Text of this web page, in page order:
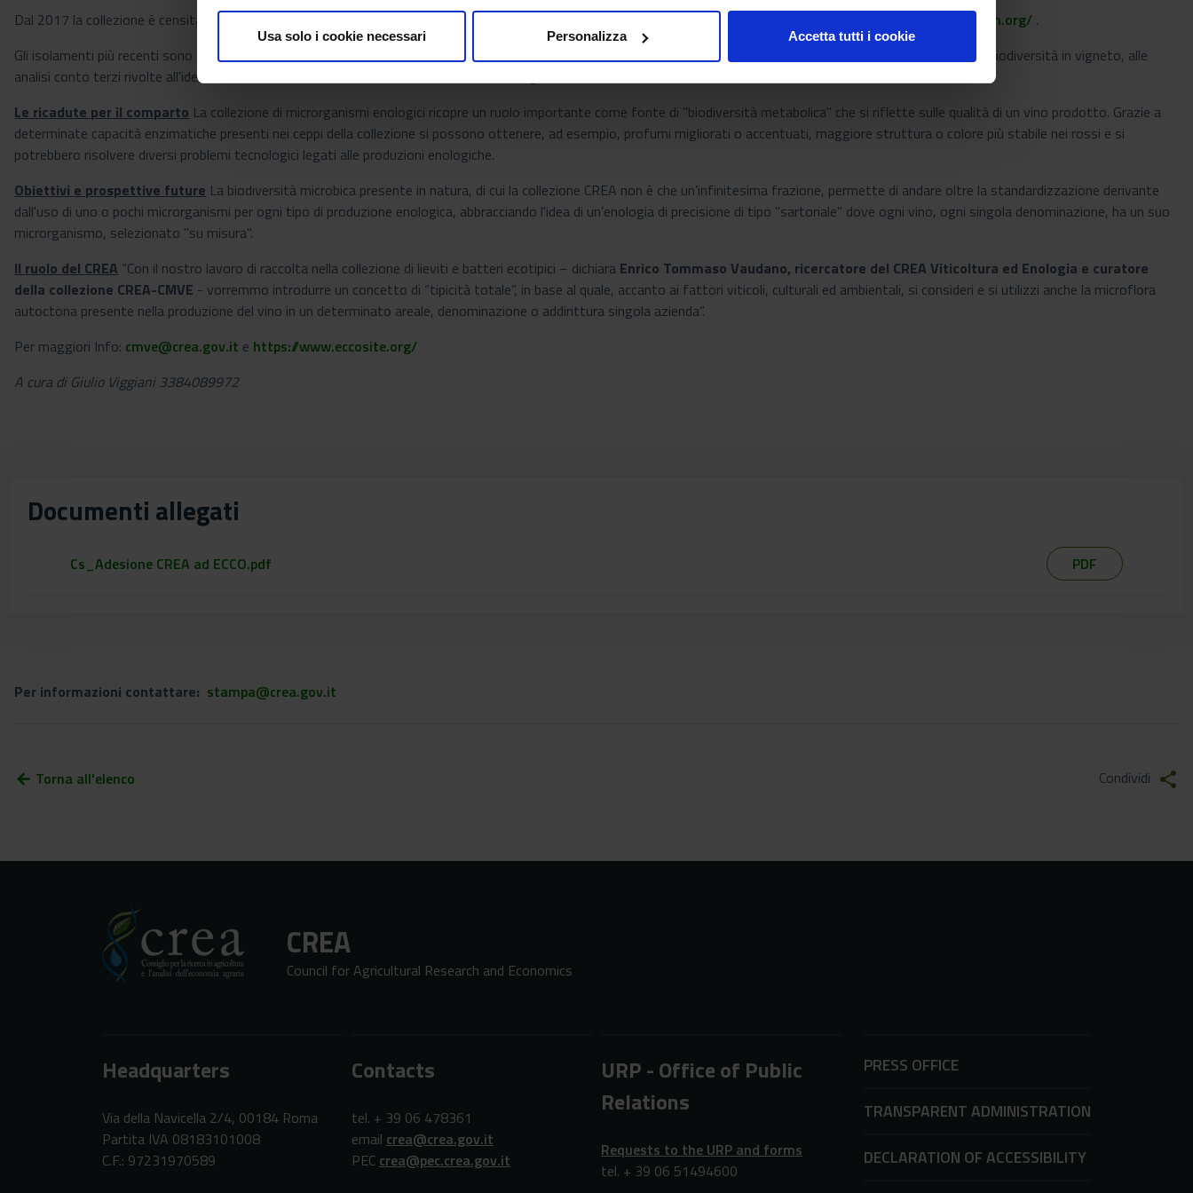
Usa solo i cookie necessari Personalizza Accetta tutti i cookie
Dal 2017 la collezione è censita dal Culture Collection Information Worldwidehttp://ccinfo.wdcm.org/del World Data Center for Microorganisms https://www.wdcm.org/ .
Gli isolamenti più recenti sono frutto delle attività di ricerca scientifica, dalla sperimentazione relativa alla selezione di lieviti e batteri ecotipici, alla valutazione della biodiversità in vigneto, alle
analisi conto terzi rivolte all’identificazione di contaminanti del vino ritrovati nelle bottiglie o nelle attrezzature di cantina.
Le ricadute per il comparto La collezione di microrganismi enologici ricopre un ruolo importante come fonte di "biodiversità metabolica" che si riflette sulle qualità di un vino prodotto. Grazie a
determinate capacità enzimatiche presenti nei ceppi della collezione si possono ottenere, ad esempio, profumi migliorati o accentuati, maggiore struttura o colore più stabile nei rossi e si
potrebbero risolvere diversi problemi tecnologici legati alle produzioni enologiche.
Obiettivi e prospettive future La biodiversità microbica presente in natura, di cui la collezione CREA non è che un’infinitesima frazione, permette di andare oltre la standardizzazione derivante
dall'uso di uno o pochi microrganismi per ogni tipo di produzione enologica, abbracciando l'idea di un’enologia di precisione di tipo "sartoriale" dove ogni vino, ogni singola denominazione, ha un suo
microrganismo, selezionato "su misura".
Il ruolo del CREA “Con il nostro lavoro di raccolta nella collezione di lieviti e batteri ecotipici – dichiara Enrico Tommaso Vaudano, ricercatore del CREA Viticoltura ed Enologia e curatore
della collezione CREA-CMVE - vorremmo introdurre un concetto di “tipicità totale”, in base al quale, accanto ai fattori viticoli, culturali ed ambientali, si consideri e si utilizzi anche la microflora
autoctona presente nella produzione del vino in un determinato areale, denominazione o addirittura singola azienda”.
Per maggiori Info: cmve@crea.gov.it e https://www.eccosite.org/
A cura di Giulio Viggiani 3384089972
Documenti allegati
Cs_Adesione CREA ad ECCO.pdf PDF
Per informazioni contattare: stampa@crea.gov.it
arrow_back Torna all'elenco Condividi share
CREA
Council for Agricultural Research and Economics
Headquarters
Via della Navicella 2/4, 00184 Roma
Partita IVA 08183101008
C.F.: 97231970589
Contacts
tel. + 39 06 478361
email crea@crea.gov.it
PEC crea@pec.crea.gov.it
URP - Office of Public
Relations
Requests to the URP and forms
tel. + 39 06 51494600
PRESS OFFICE
TRANSPARENT ADMINISTRATION
DECLARATION OF ACCESSIBILITY